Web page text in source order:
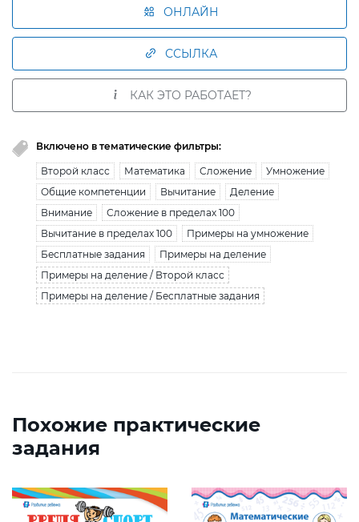
ОНЛАЙН
ССЫЛКА
КАК ЭТО РАБОТАЕТ?
Включено в тематические фильтры:
Второй класс Математика Сложение
Умножение
Общие компетенции
Вычитание
Деление
Внимание
Сложение в пределах 100
Вычитание в пределах 100
Примеры на умножение
Бесплатные задания
Примеры на деление
Примеры на деление / Второй класс
Примеры на деление / Бесплатные задания
Похожие практические
задания